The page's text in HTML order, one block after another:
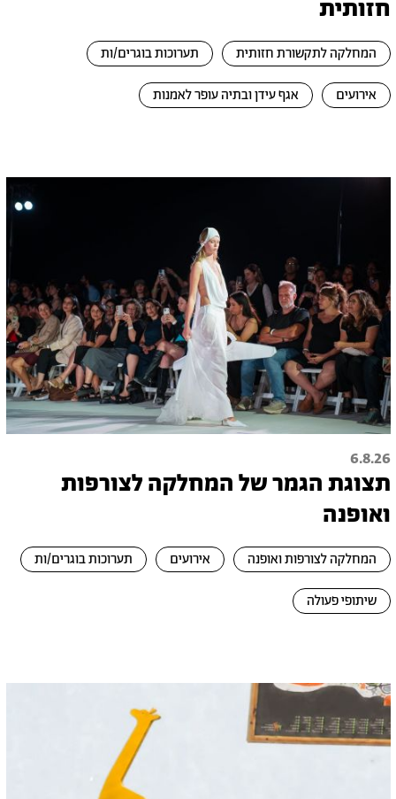
חזותית
המחלקה לתקשורת חזותית תערוכות בוגרים/ות
אירועים אגף עידן ובתיה עופר לאמנות
6.8.26
תצוגת הגמר של המחלקה לצורפות
ואופנה
המחלקה לצורפות ואופנה אירועים תערוכות בוגרים/ות
שיתופי פעולה